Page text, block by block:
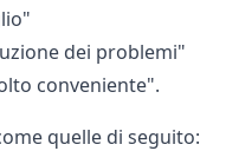
dei problemi"
conveniente".
quelle di seguito: